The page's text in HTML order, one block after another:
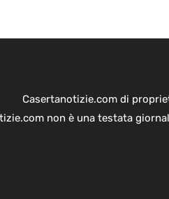
Casertanotizie.com di
non è una testata